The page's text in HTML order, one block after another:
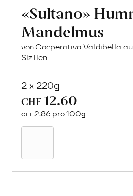
«Sultano»
Mandelmus
von Cooperativa Valdibella
Sizilien
2 x 220g
CHF 12.60
CHF 2.86 pro 100g